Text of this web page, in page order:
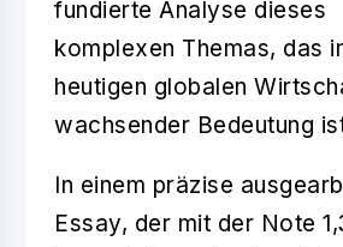
fundierte Analyse dieses
komplexen Themas, das
heutigen globalen
wachsender Bedeutung
In einem präzise
Essay, der mit der Note